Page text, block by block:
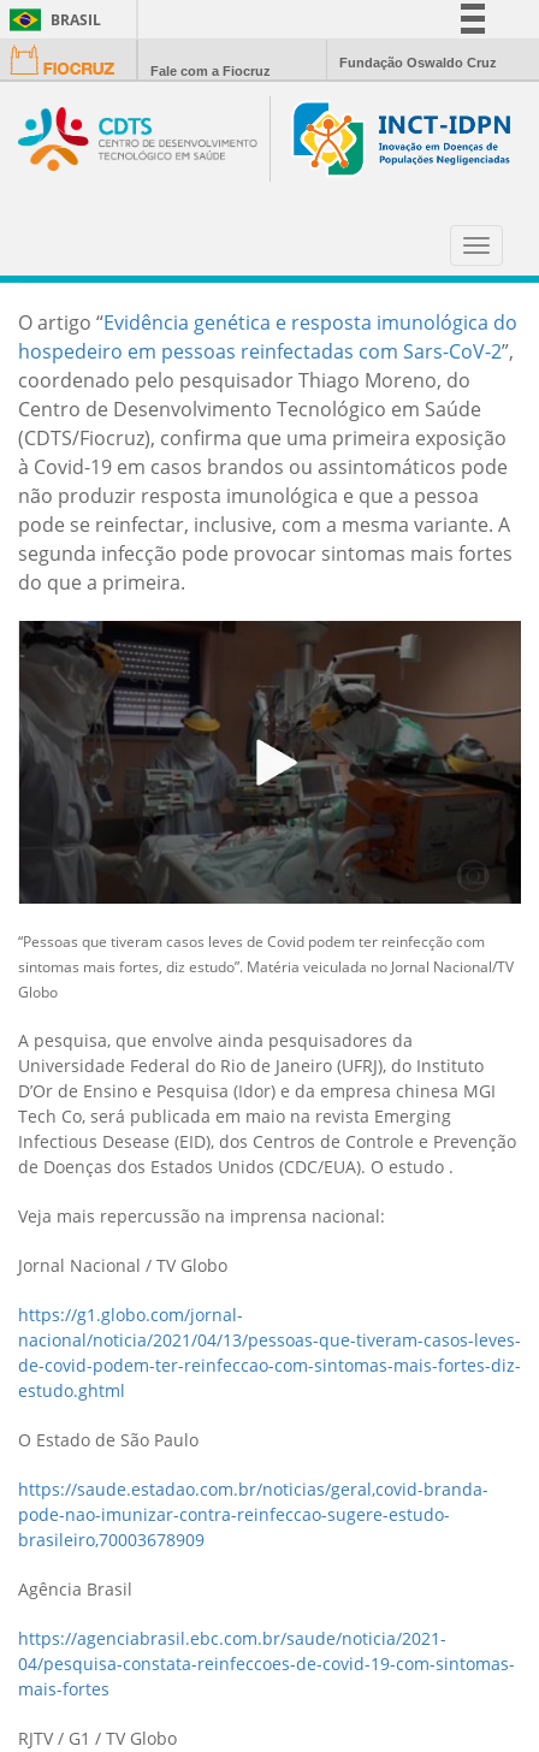
BRASIL
Simplifique!
Participe
Acesso à informação
Fale com a Fiocruz
Fundação Oswaldo Cruz
Toggle
REINFECÇÃO PELO CORONAVÍRUS
O artigo “Evidência genética e resposta imunológica do
hospedeiro em pessoas reinfectadas com Sars-CoV-2”,
coordenado pelo pesquisador Thiago Moreno, do
Centro de Desenvolvimento Tecnológico em Saúde
(CDTS/Fiocruz), confirma que uma primeira exposição
à Covid-19 em casos brandos ou assintomáticos pode
não produzir resposta imunológica e que a pessoa
pode se reinfectar, inclusive, com a mesma variante. A
segunda infecção pode provocar sintomas mais fortes
do que a primeira.
“Pessoas que tiveram casos leves de Covid podem ter reinfecção com
sintomas mais fortes, diz estudo”. Matéria veiculada no Jornal Nacional/TV
Globo
A pesquisa, que envolve ainda pesquisadores da
Universidade Federal do Rio de Janeiro (UFRJ), do Instituto
D’Or de Ensino e Pesquisa (Idor) e da empresa chinesa MGI
Tech Co, será publicada em maio na revista Emerging
Infectious Desease (EID), dos Centros de Controle e Prevenção
de Doenças dos Estados Unidos (CDC/EUA). O estudo .
Veja mais repercussão na imprensa nacional:
Jornal Nacional / TV Globo
https://g1.globo.com/jornal-
nacional/noticia/2021/04/13/pessoas-que-tiveram-casos-leves-
de-covid-podem-ter-reinfeccao-com-sintomas-mais-fortes-diz-
estudo.ghtml
O Estado de São Paulo
https://saude.estadao.com.br/noticias/geral,covid-branda-
pode-nao-imunizar-contra-reinfeccao-sugere-estudo-
brasileiro,70003678909
Agência Brasil
https://agenciabrasil.ebc.com.br/saude/noticia/2021-
04/pesquisa-constata-reinfeccoes-de-covid-19-com-sintomas-
mais-fortes
RJTV / G1 / TV Globo